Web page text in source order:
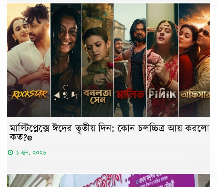
মাল্টিপ্লেক্সে ঈদের তৃতীয় দিন: কোন চলচ্চিত্র আয় করলো
কত?e
১ জুন, ২০২৬